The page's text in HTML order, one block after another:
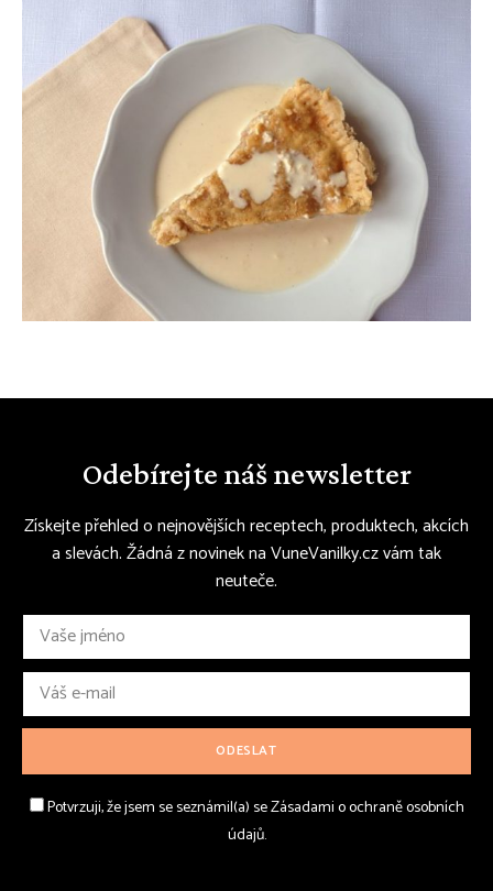
Odebírejte náš newsletter
Získejte přehled o nejnovějších receptech, produktech, akcích
a slevách. Žádná z novinek na VuneVanilky.cz vám tak
neuteče.
Potvrzuji, že jsem se seznámil(a) se Zásadami o ochraně osobních
údajů.